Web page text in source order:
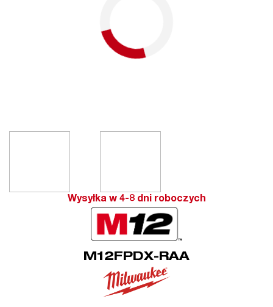
Wysyłka w 4-8 dni roboczych
M12FPDX-RAA